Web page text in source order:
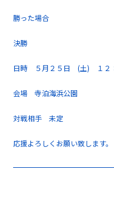
勝った場合
決勝
日時 ５月２５日 (土) １２
会場 寺泊海浜公園
対戦相手 未定
応援よろしくお願い致します。